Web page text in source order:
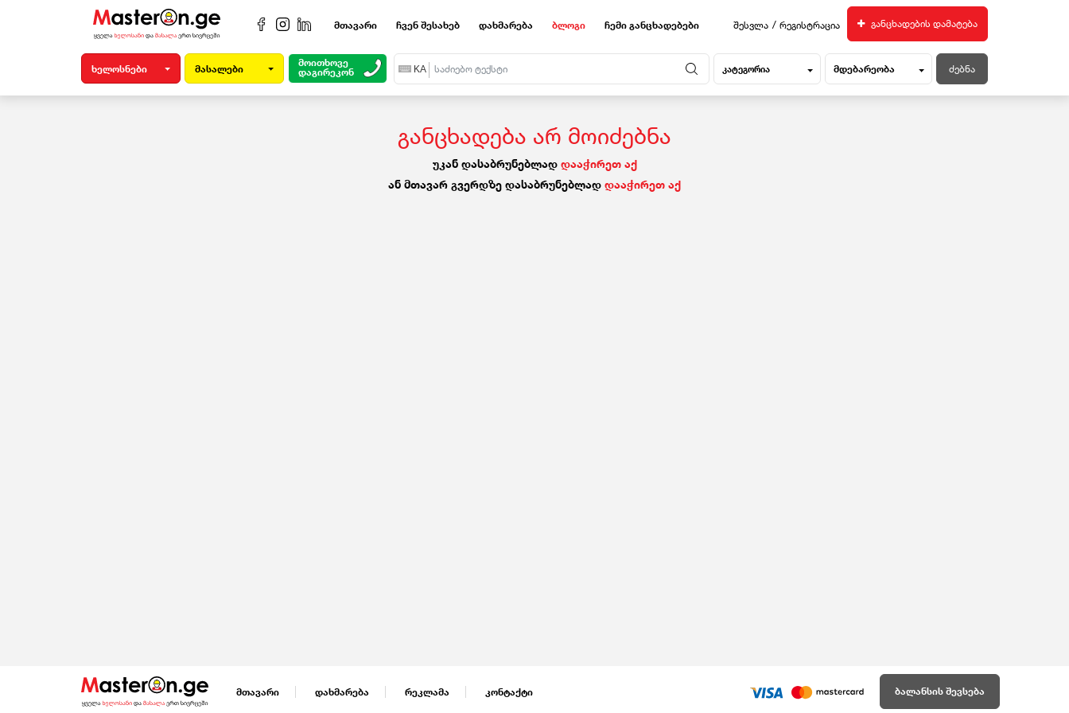
მთავარი ჩვენ შესახებ დახმარება ბლოგი ჩემი განცხადებები შესვლა / რეგისტრაცია განცხადების დამატება
ხელოსნები მასალები
მოითხოვე
დაგირეკონ
EN KA RU კატეგორია მდებარეობა
განცხადება არ მოიძებნა
უკან დასაბრუნებლად დააჭირეთ აქ
ან მთავარ გვერდზე დასაბრუნებლად დააჭირეთ აქ
მთავარი დახმარება რეკლამა კონტაქტი ბალანსის შევსება